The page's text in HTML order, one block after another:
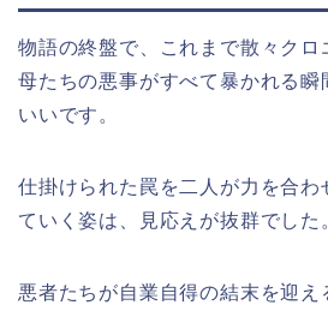
物語の終盤で、これまで散々クロ
母たちの悪事がすべて暴かれる瞬
いいです。
仕掛けられた罠を二人が力を合わ
ていく姿は、見応えが抜群でした
悪者たちが自業自得の結末を迎え